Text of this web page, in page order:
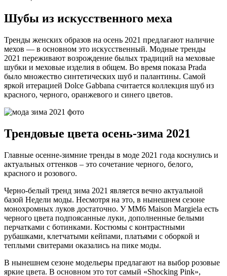
Шубы из искусственного меха
Тренды женских образов на осень 2021 предлагают наличие
мехов — в основном это искусственный. Модные тренды
2021 переживают возрождение былых традиций на меховые
шубки и меховые изделия в общем. Во время показа Prada
было множество синтетических шуб и палантины. Самой
яркой итерацией Dolce Gabbana считается коллекция шуб из
красного, черного, оранжевого и синего цветов.
Трендовые цвета осень-зима 2021
Главные осенне-зимние тренды в моде 2021 года коснулись и
актуальных оттенков – это сочетание черного, белого,
красного и розового.
Черно-белый тренд зима 2021 является вечно актуальной
базой Недели моды. Несмотря на это, в нынешнем сезоне
монохромных луков достаточно. У MM6 Maison Margiela есть
черного цвета подпоясанные луки, дополненные белыми
перчатками с ботинками. Костюмы с контрастными
рубашками, клетчатыми кейпами, платьями с оборкой и
теплыми свитерами оказались на пике моды.
В нынешнем сезоне модельеры предлагают на выбор розовые
яркие цвета. В основном это тот самый «Shocking Pink»,